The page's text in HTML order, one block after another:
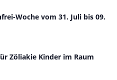
Woche vom 31. Juli bis 09.
Zöliakie Kinder im Raum